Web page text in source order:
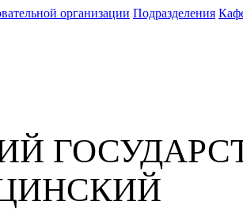
организации Подразделения